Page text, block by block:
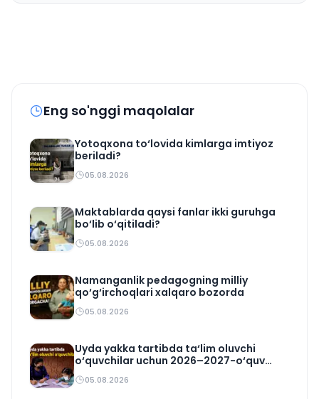
Eng so'nggi maqolalar
Yotoqxona to‘lovida kimlarga imtiyoz
beriladi?
05.08.2026
Maktablarda qaysi fanlar ikki guruhga
bo‘lib o‘qitiladi?
05.08.2026
Namanganlik pedagogning milliy
qo‘g‘irchoqlari xalqaro bozorda
05.08.2026
Uyda yakka tartibda ta‘lim oluvchi
o‘quvchilar uchun 2026–2027-o‘quv
rejasi tasdiqlandi
05.08.2026